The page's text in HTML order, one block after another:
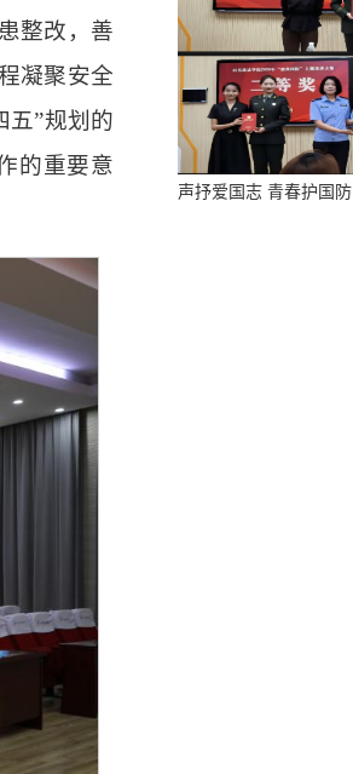
整改，善
凝聚安全
五”规划的
的重要意
声抒爱国志 青春护国防